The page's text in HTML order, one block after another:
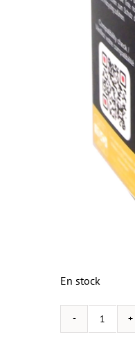
En stock
quantité